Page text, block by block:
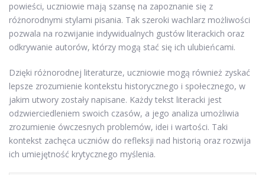
powieści, uczniowie mają szansę na zapoznanie się z
różnorodnymi stylami pisania. Tak szeroki wachlarz możliwości
pozwala na rozwijanie indywidualnych gustów literackich oraz
odkrywanie autorów, którzy mogą stać się ich ulubieńcami.
Dzięki różnorodnej literaturze, uczniowie mogą również zyskać
lepsze zrozumienie kontekstu historycznego i społecznego, w
jakim utwory zostały napisane. Każdy tekst literacki jest
odzwierciedleniem swoich czasów, a jego analiza umożliwia
zrozumienie ówczesnych problemów, idei i wartości. Taki
kontekst zachęca uczniów do refleksji nad historią oraz rozwija
ich umiejętność krytycznego myślenia.